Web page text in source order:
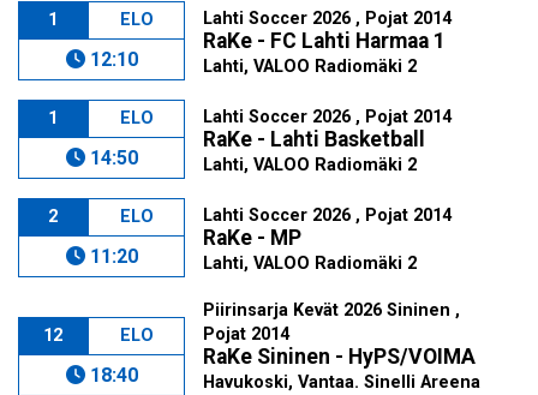
1 ELO
12:10
Lahti Soccer 2026 , Pojat 2014
RaKe - FC Lahti Harmaa 1
Lahti, VALOO Radiomäki 2
1 ELO
14:50
Lahti Soccer 2026 , Pojat 2014
RaKe - Lahti Basketball
Lahti, VALOO Radiomäki 2
2 ELO
11:20
Lahti Soccer 2026 , Pojat 2014
RaKe - MP
Lahti, VALOO Radiomäki 2
12 ELO
18:40
Piirinsarja Kevät 2026 Sininen ,
Pojat 2014
RaKe Sininen - HyPS/VOIMA
Havukoski, Vantaa. Sinelli Areena